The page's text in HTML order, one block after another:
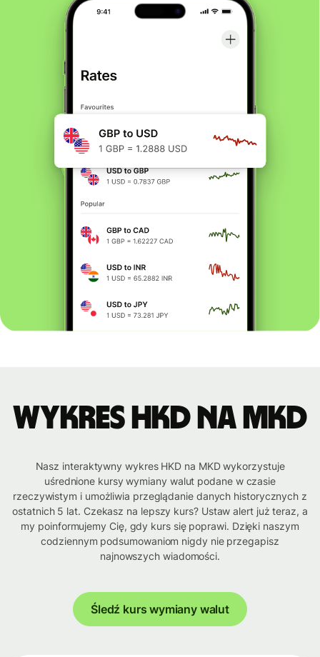
Wykres HKD na MKD
Nasz interaktywny wykres HKD na MKD wykorzystuje
uśrednione kursy wymiany walut podane w czasie
rzeczywistym i umożliwia przeglądanie danych historycznych z
ostatnich 5 lat. Czekasz na lepszy kurs? Ustaw alert już teraz, a
my poinformujemy Cię, gdy kurs się poprawi. Dzięki naszym
codziennym podsumowaniom nigdy nie przegapisz
najnowszych wiadomości.
Śledź kurs wymiany walut